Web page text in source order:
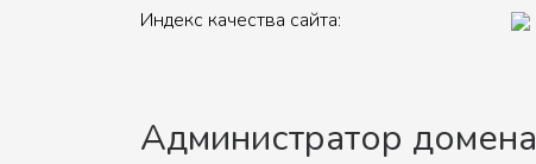
Индекс качества сайта:
Администратор домена